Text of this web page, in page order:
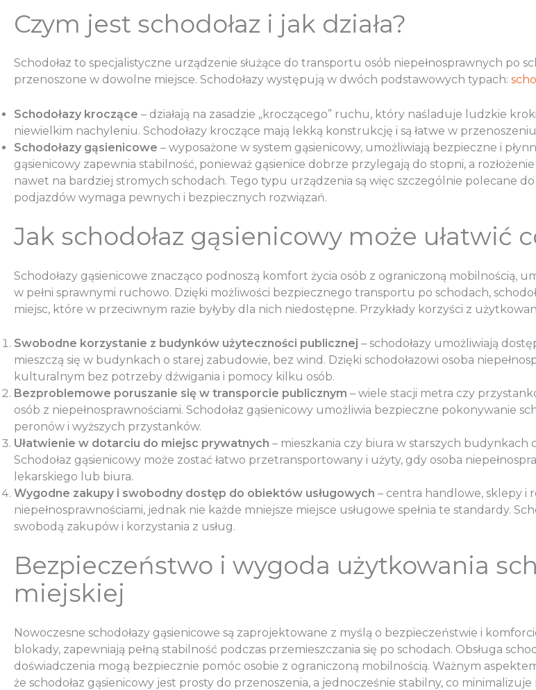
Czym jest schodołaz i jak działa?
Schodołaz to specjalistyczne urządzenie służące do transportu osób niepełnosprawnych po
przenoszone w dowolne miejsce. Schodołazy występują w dwóch podstawowych typach:
Schodołazy kroczące – działają na zasadzie „kroczącego” ruchu, który naśladuje ludzkie
niewielkim nachyleniu. Schodołazy kroczące mają lekką konstrukcję i są łatwe w
Schodołazy gąsienicowe – wyposażone w system gąsienicowy, umożliwiają bezpieczne i
gąsienicowy zapewnia stabilność, ponieważ gąsienice dobrze przylegają do stopni, a
nawet na bardziej stromych schodach. Tego typu urządzenia są więc szczególnie polecane
podjazdów wymaga pewnych i bezpiecznych rozwiązań.
Jak schodołaz gąsienicowy może ułatwić
Schodołazy gąsienicowe znacząco podnoszą komfort życia osób z ograniczoną mobilnością,
w pełni sprawnymi ruchowo. Dzięki możliwości bezpiecznego transportu po schodach,
miejsc, które w przeciwnym razie byłyby dla nich niedostępne. Przykłady korzyści z
Swobodne korzystanie z budynków użyteczności publicznej – schodołazy umożliwiają
mieszczą się w budynkach o starej zabudowie, bez wind. Dzięki schodołazowi osoba
kulturalnym bez potrzeby dźwigania i pomocy kilku osób.
Bezproblemowe poruszanie się w transporcie publicznym – wiele stacji metra czy
osób z niepełnosprawnościami. Schodołaz gąsienicowy umożliwia bezpieczne pokonywanie
peronów i wyższych przystanków.
Ułatwienie w dotarciu do miejsc prywatnych – mieszkania czy biura w starszych
Schodołaz gąsienicowy może zostać łatwo przetransportowany i użyty, gdy osoba
lekarskiego lub biura.
Wygodne zakupy i swobodny dostęp do obiektów usługowych – centra handlowe, sklepy i
niepełnosprawnościami, jednak nie każde mniejsze miejsce usługowe spełnia te standardy.
swobodą zakupów i korzystania z usług.
Bezpieczeństwo i wygoda użytkowania
miejskiej
Nowoczesne schodołazy gąsienicowe są zaprojektowane z myślą o bezpieczeństwie i
blokady, zapewniają pełną stabilność podczas przemieszczania się po schodach. Obsługa
doświadczenia mogą bezpiecznie pomóc osobie z ograniczoną mobilnością. Ważnym
że schodołaz gąsienicowy jest prosty do przenoszenia, a jednocześnie stabilny, co